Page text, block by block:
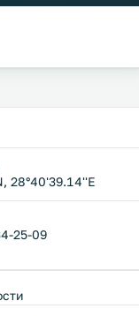
28°40'39.14''E
25-09